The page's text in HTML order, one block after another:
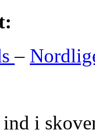
–
i